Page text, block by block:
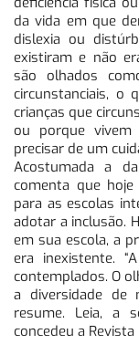
da vida em que
dislexia ou
existiram e não
são olhados
circunstanciais, o
crianças que
ou porque vivem
precisar de um
Acostumada a
comenta que
para as escolas
adotar a inclusão.
em sua escola, a
era inexistente.
contemplados. O
a diversidade de
resume. Leia, a
concedeu a